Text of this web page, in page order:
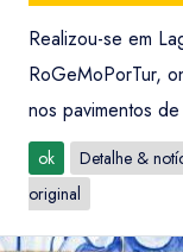
Realizou-se em
RoGeMoPorTur,
nos pavimentos
ok
Detalhe &
original